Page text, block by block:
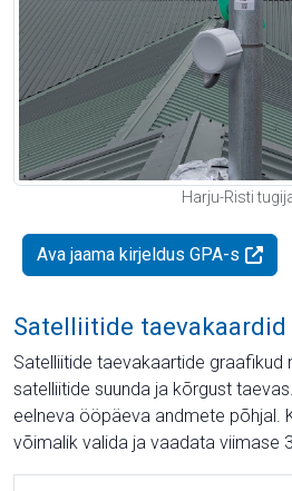
Harju-Risti
Ava jaama kirjeldus GPA-s
Satelliitide taevakaardid
Satelliitide taevakaartide graafikud
satelliitide suunda ja kõrgust
eelneva ööpäeva andmete põhjal.
võimalik valida ja vaadata viimase